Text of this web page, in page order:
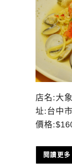
店名:大
址:台中
價格